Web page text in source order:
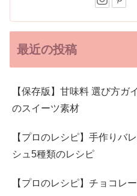
最近の投稿
【保存版】甘味料 選び方ガ
のスイーツ素材
【プロのレシピ】手作りバ
シュ5種類のレシピ
【プロのレシピ】チョコレ